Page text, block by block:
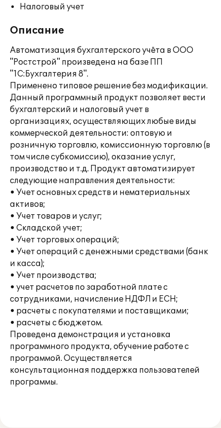
Налоговый учет
Описание
Автоматизация бухгалтерского учёта в ООО
"Ростстрой" произведена на базе ПП
"1С:Бухгалтерия 8".
Применено типовое решение без модификации.
Данный программный продукт позволяет вести
бухгалтерский и налоговый учет в
организациях, осуществляющих любые виды
коммерческой деятельности: оптовую и
розничную торговлю, комиссионную торговлю (в
том числе субкомиссию), оказание услуг,
производство и т.д. Продукт автоматизирует
следующие направления деятельности:
• Учет основных средств и нематериальных
активов;
• Учет товаров и услуг;
• Складской учет;
• Учет торговых операций;
• Учет операций с денежными средствами (банк
и касса);
• Учет производства;
• учет расчетов по заработной плате с
сотрудниками, начисление НДФЛ и ЕСН;
• расчеты с покупателями и поставщиками;
• расчеты с бюджетом.
Проведена демонстрация и установка
программного продукта, обучение работе с
программой. Осуществляется
консультационная поддержка пользователей
программы.